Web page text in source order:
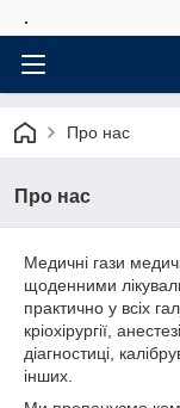
.
Про нас
Про нас
Медичні гази
щоденними
практично у всіх
кріохірургії,
діагностиці,
інших.